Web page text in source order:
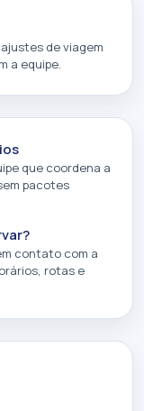
de viagem
a equipe.
que coordena a
pacotes
contato com a
rotas e